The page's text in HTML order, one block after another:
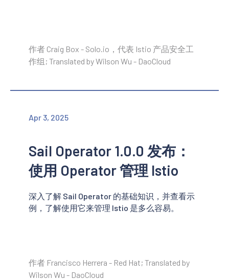
作者 Craig Box - Solo.io，代表 Istio 产品安全工
作组; Translated by Wilson Wu - DaoCloud
Apr 3, 2025
Sail Operator 1.0.0 发布：
使用 Operator 管理 Istio
深入了解 Sail Operator 的基础知识，并查看示
例，了解使用它来管理 Istio 是多么容易。
作者 Francisco Herrera - Red Hat; Translated by
Wilson Wu - DaoCloud